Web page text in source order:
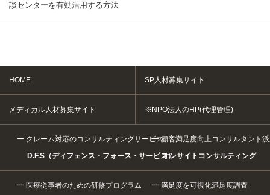
談センターを有効活用する方法
HOME SP人材募集サイト
メディカル人材募集サイト ※NPO法人のHP(代理管理)
クレーム対応のコンサルティングサービス
D.F.S（ディフェンス・フォース・サービス）
顧客満足度向上コンサルタント
オンサイトコンサルティング
医療従事者のための研修プログラム 満足度を可視化満足度調査